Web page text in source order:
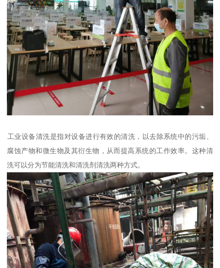
‌工业设备清洗‌是指对设备进行有效的清洗，以去除系统中的污垢、
腐蚀产物和微生物及其衍生物，从而提高系统的工作效率。这种清
洗可以分为节能清洗和清洗剂清洗两种方式。‌